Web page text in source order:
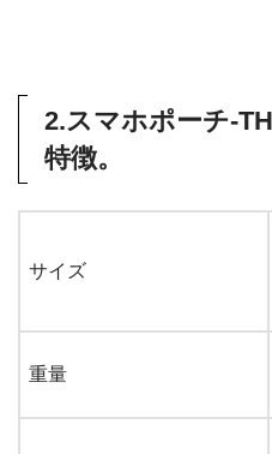
2.スマホポーチ-
特徴。
サイズ
重量